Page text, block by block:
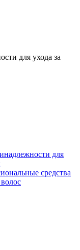
для ухода за
для
средства